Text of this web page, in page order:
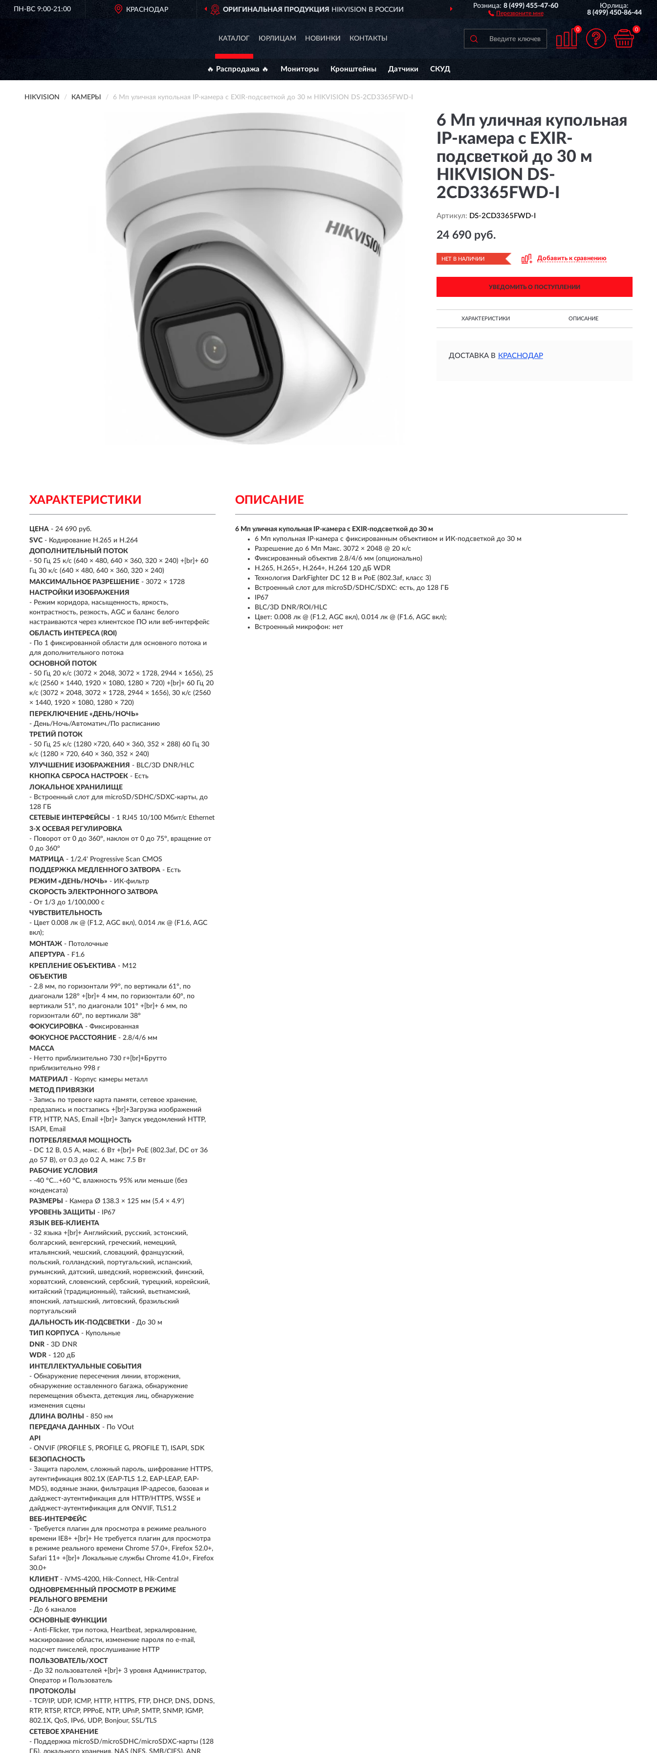
ПН-ВС 9:00-21:00 КРАСНОДАР
ОРИГИНАЛЬНАЯ ПРОДУКЦИЯHIKVISION В РОССИИ ДОСТАВИМ ПО ВСЕЙ РОССИИ ПОЛНЫЙ
Розница:8 (499) 455-47-60
Перезвоните мне
Юрлица:
8 (499) 450-86-44
КАТАЛОГ ЮРЛИЦАМ НОВИНКИ КОНТАКТЫ
0 0
🔥 Распродажа 🔥 Мониторы Кронштейны Датчики СКУД
HIKVISION КАМЕРЫ 6 Мп уличная купольная IP-камера с EXIR-подсветкой до 30 м HIKVISION DS-2CD3365FWD-I
6 Мп уличная купольная
IP-камера с EXIR-
подсветкой до 30 м
HIKVISION DS-
2CD3365FWD-I
Артикул: DS-2CD3365FWD-I
24 690 руб.
НЕТ В НАЛИЧИИ Добавить к сравнению
УВЕДОМИТЬ О ПОСТУПЛЕНИИ
ХАРАКТЕРИСТИКИ ОПИСАНИЕ
ДОСТАВКА В КРАСНОДАР
ХАРАКТЕРИСТИКИ
ЦЕНА - 24 690 руб.
SVC - Кодирование H.265 и H.264
ДОПОЛНИТЕЛЬНЫЙ ПОТОК
- 50 Гц 25 к/с (640 × 480, 640 × 360, 320 × 240) +[br]+ 60
Гц 30 к/с (640 × 480, 640 × 360, 320 × 240)
МАКСИМАЛЬНОЕ РАЗРЕШЕНИЕ - 3072 × 1728
НАСТРОЙКИ ИЗОБРАЖЕНИЯ
- Режим коридора, насыщенность, яркость,
контрастность, резкость, AGC и баланс белого
настраиваются через клиентское ПО или веб-интерфейс
ОБЛАСТЬ ИНТЕРЕСА (ROI)
- По 1 фиксированной области для основного потока и
для дополнительного потока
ОСНОВНОЙ ПОТОК
- 50 Гц 20 к/с (3072 × 2048, 3072 × 1728, 2944 × 1656), 25
к/с (2560 × 1440, 1920 × 1080, 1280 × 720) +[br]+ 60 Гц 20
к/с (3072 × 2048, 3072 × 1728, 2944 × 1656), 30 к/с (2560
× 1440, 1920 × 1080, 1280 × 720)
ПЕРЕКЛЮЧЕНИЕ «ДЕНЬ/НОЧЬ»
- День/Ночь/Автоматич./По расписанию
ТРЕТИЙ ПОТОК
- 50 Гц 25 к/с (1280 ×720, 640 × 360, 352 × 288) 60 Гц 30
к/с (1280 × 720, 640 × 360, 352 × 240)
УЛУЧШЕНИЕ ИЗОБРАЖЕНИЯ - BLC/3D DNR/HLC
КНОПКА СБРОСА НАСТРОЕК - Есть
ЛОКАЛЬНОЕ ХРАНИЛИЩЕ
- Встроенный слот для microSD/SDHC/SDXC-карты, до
128 ГБ
СЕТЕВЫЕ ИНТЕРФЕЙСЫ
- 1 RJ45 10/100 Мбит/с Ethernet
3-Х ОСЕВАЯ РЕГУЛИРОВКА
- Поворот от 0 до 360°, наклон от 0 до 75°, вращение от
0 до 360°
МАТРИЦА - 1/2.4' Progressive Scan CMOS
ПОДДЕРЖКА МЕДЛЕННОГО ЗАТВОРА - Есть
РЕЖИМ «ДЕНЬ/НОЧЬ» - ИК-фильтр
СКОРОСТЬ ЭЛЕКТРОННОГО ЗАТВОРА
- От 1/3 до 1/100,000 с
ЧУВСТВИТЕЛЬНОСТЬ
- Цвет 0.008 лк @ (F1.2, AGC вкл), 0.014 лк @ (F1.6, AGC
вкл);
МОНТАЖ - Потолочные
АПЕРТУРА - F1.6
КРЕПЛЕНИЕ ОБЪЕКТИВА - M12
ОБЪЕКТИВ
- 2.8 мм, по горизонтали 99°, по вертикали 61°, по
диагонали 128° +[br]+ 4 мм, по горизонтали 60°, по
вертикали 51°, по диагонали 101° +[br]+ 6 мм, по
горизонтали 60°, по вертикали 38°
ФОКУСИРОВКА - Фиксированная
ФОКУСНОЕ РАССТОЯНИЕ - 2.8/4/6 мм
МАССА
- Нетто приблизительно 730 г+[br]+Брутто
приблизительно 998 г
МАТЕРИАЛ - Корпус камеры металл
МЕТОД ПРИВЯЗКИ
- Запись по тревоге карта памяти, сетевое хранение,
предзапись и постзапись +[br]+Загрузка изображений
FTP, HTTP, NAS, Email +[br]+ Запуск уведомлений HTTP,
ISAPI, Email
ПОТРЕБЛЯЕМАЯ МОЩНОСТЬ
- DC 12 В, 0.5 A, макс. 6 Вт +[br]+ PoE (802.3af, DC от 36
до 57 В), от 0.3 до 0.2 A, макс 7.5 Вт
РАБОЧИЕ УСЛОВИЯ
- -40 °C…+60 °C, влажность 95% или меньше (без
конденсата)
РАЗМЕРЫ
- Камера Ø 138.3 × 125 мм (5.4 × 4.9')
УРОВЕНЬ ЗАЩИТЫ
- IP67
ЯЗЫК ВЕБ-КЛИЕНТА
- 32 языка +[br]+ Английский, русский, эстонский,
болгарский, венгерский, греческий, немецкий,
итальянский, чешский, словацкий, французский,
польский, голландский, португальский, испанский,
румынский, датский, шведский, норвежский, финский,
хорватский, словенский, сербский, турецкий, корейский,
китайский (традиционный), тайский, вьетнамский,
японский, латышский, литовский, бразильский
португальский
ДАЛЬНОСТЬ ИК-ПОДСВЕТКИ - До 30 м
ТИП КОРПУСА - Купольные
DNR - 3D DNR
WDR - 120 дБ
ИНТЕЛЛЕКТУАЛЬНЫЕ СОБЫТИЯ
- Обнаружение пересечения линии, вторжения,
обнаружение оставленного багажа, обнаружение
перемещения объекта, детекция лиц, обнаружение
изменения сцены
ДЛИНА ВОЛНЫ
- 850 нм
ПЕРЕДАЧА ДАННЫХ - По VOut
API
- ONVIF (PROFILE S, PROFILE G, PROFILE T), ISAPI, SDK
БЕЗОПАСНОСТЬ
- Защита паролем, сложный пароль, шифрование HTTPS,
аутентификация 802.1X (EAP-TLS 1.2, EAP-LEAP, EAP-
MD5), водяные знаки, фильтрация IP-адресов, базовая и
дайджест-аутентификация для HTTP/HTTPS, WSSE и
дайджест-аутентификация для ONVIF, TLS1.2
ВЕБ-ИНТЕРФЕЙС
- Требуется плагин для просмотра в режиме реального
времени IE8+ +[br]+ Не требуется плагин для просмотра
в режиме реального времени Chrome 57.0+, Firefox 52.0+,
Safari 11+ +[br]+ Локальные службы Chrome 41.0+, Firefox
30.0+
КЛИЕНТ - iVMS-4200, Hik-Connect, Hik-Central
ОДНОВРЕМЕННЫЙ ПРОСМОТР В РЕЖИМЕ
РЕАЛЬНОГО ВРЕМЕНИ
- До 6 каналов
ОСНОВНЫЕ ФУНКЦИИ
- Anti-Flicker, три потока, Heartbeat, зеркалирование,
маскирование области, изменение пароля по e-mail,
подсчет пикселей, прослушивание HTTP
ПОЛЬЗОВАТЕЛЬ/ХОСТ
- До 32 пользователей +[br]+ 3 уровня Администратор,
Оператор и Пользователь
ПРОТОКОЛЫ
- TCP/IP, UDP, ICMP, HTTP, HTTPS, FTP, DHCP, DNS, DDNS,
RTP, RTSP, RTCP, PPPoE, NTP, UPnP, SMTP, SNMP, IGMP,
802.1X, QoS, IPv6, UDP, Bonjour, SSL/TLS
СЕТЕВОЕ ХРАНЕНИЕ
- Поддержка microSD/microSDHC/microSDXC-карты (128
ГБ), локального хранения, NAS (NFS, SMB/CIFS), ANR
ОПИСАНИЕ
6 Мп уличная купольная IP-камера с EXIR-подсветкой до 30 м
6 Мп купольная IP-камера с фиксированным объективом и ИК-подсветкой до 30 м
Разрешение до 6 Мп Макс. 3072 × 2048 @ 20 к/с
Фиксированный объектив 2.8/4/6 мм (опционально)
H.265, H.265+, H.264+, H.264 120 дБ WDR
Технология DarkFighter DС 12 В и PoE (802.3af, класс 3)
Встроенный слот для microSD/SDHC/SDXC: есть, до 128 ГБ
IP67
BLC/3D DNR/ROI/HLC
Цвет: 0.008 лк @ (F1.2, AGC вкл), 0.014 лк @ (F1.6, AGC вкл);
Встроенный микрофон: нет